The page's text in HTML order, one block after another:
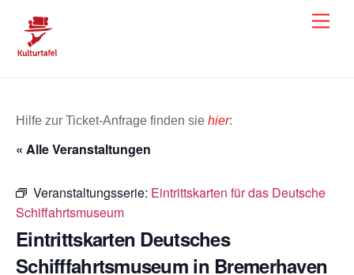
content
Hilfe zur Ticket-Anfrage finden sie hier:
« Alle Veranstaltungen
Veranstaltungsserie: Eintrittskarten für das Deutsche
Schiffahrtsmuseum
Eintrittskarten Deutsches
Schifffahrtsmuseum in Bremerhaven